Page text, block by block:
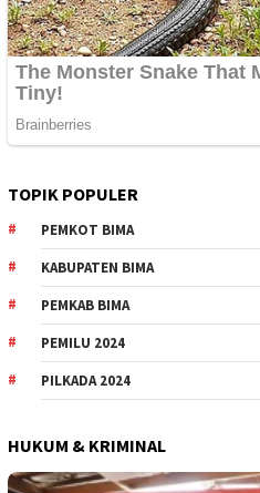
TOPIK POPULER
PEMKOT BIMA
KABUPATEN BIMA
PEMKAB BIMA
PEMILU 2024
PILKADA 2024
HUKUM & KRIMINAL